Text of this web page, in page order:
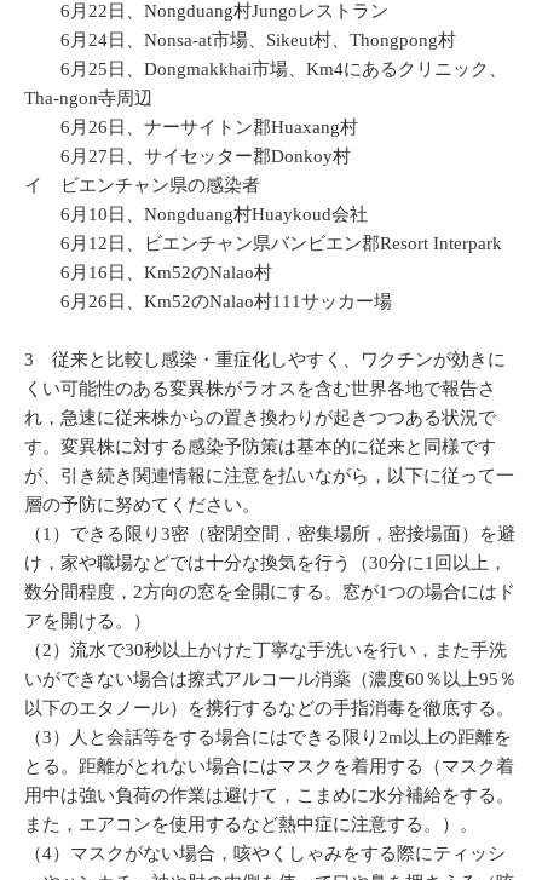
6月22日、Nongduang村Jungoレストラン
6月24日、Nonsa-at市場、Sikeut村、Thongpong村
6月25日、Dongmakkhai市場、Km4にあるクリニック、
Tha-ngon寺周辺
6月26日、ナーサイトン郡Huaxang村
6月27日、サイセッター郡Donkoy村
イ ビエンチャン県の感染者
6月10日、Nongduang村Huaykoud会社
6月12日、ビエンチャン県バンビエン郡Resort Interpark
6月16日、Km52のNalao村
6月26日、Km52のNalao村111サッカー場
3 従来と比較し感染・重症化しやすく、ワクチンが効きに
くい可能性のある変異株がラオスを含む世界各地で報告さ
れ，急速に従来株からの置き換わりが起きつつある状況で
す。変異株に対する感染予防策は基本的に従来と同様です
が、引き続き関連情報に注意を払いながら，以下に従って一
層の予防に努めてください。
（1）できる限り3密（密閉空間，密集場所，密接場面）を避
け，家や職場などでは十分な換気を行う（30分に1回以上，
数分間程度，2方向の窓を全開にする。窓が1つの場合にはド
アを開ける。）
（2）流水で30秒以上かけた丁寧な手洗いを行い，また手洗
いができない場合は擦式アルコール消薬（濃度60％以上95％
以下のエタノール）を携行するなどの手指消毒を徹底する。
（3）人と会話等をする場合にはできる限り2m以上の距離を
とる。距離がとれない場合にはマスクを着用する（マスク着
用中は強い負荷の作業は避けて，こまめに水分補給をする。
また，エアコンを使用するなど熱中症に注意する。）。
（4）マスクがない場合，咳やくしゃみをする際にティッシ